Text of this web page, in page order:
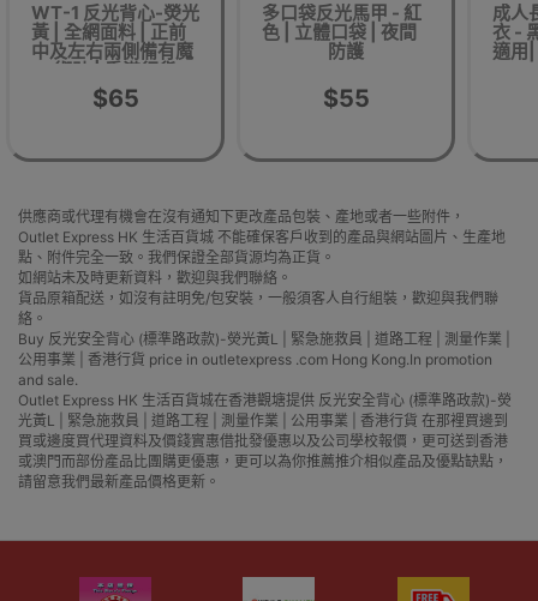
WT-1 反光背心-熒光
黃 | 全網面料 | 正前
中及左右兩側備有魔
術貼 | 香港行貨
$65
多口袋反光馬甲 - 紅
色 | 立體口袋 | 夜間
防護
$55
成人
衣 -
適用
供應商或代理有機會在沒有通知下更改產品包裝、產地或者一些附件，
Outlet Express HK 生活百貨城 不能確保客戶收到的產品與網站圖片、生產地
點、附件完全一致。我們保證全部貨源均為正貨。
如網站未及時更新資料，歡迎與我們聯絡。
貨品原箱配送，如沒有註明免/包安裝，一般須客人自行組裝，歡迎與我們聯
絡。
Buy 反光安全背心 (標準路政款)-熒光黃L | 緊急施救員 | 道路工程 | 測量作業 |
公用事業 | 香港行貨 price in outletexpress .com Hong Kong.In promotion
and sale.
Outlet Express HK 生活百貨城在香港觀塘提供 反光安全背心 (標準路政款)-熒
光黃L | 緊急施救員 | 道路工程 | 測量作業 | 公用事業 | 香港行貨 在那裡買邊到
買或邊度買代理資料及價錢實惠借批發優惠以及公司學校報價，更可送到香港
或澳門而部份產品比團購更優惠，更可以為你推薦推介相似產品及優點缺點，
請留意我們最新產品價格更新。